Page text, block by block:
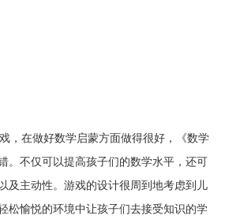
，在做好数学启蒙方面做得很好，《数学
。不仅可以提高孩子们的数学水平，还可
及主动性。游戏的设计很周到地考虑到儿
松愉悦的环境中让孩子们去接受知识的学